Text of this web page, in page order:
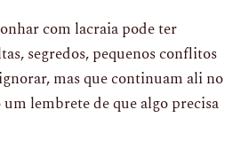
com lacraia pode ter
segredos, pequenos conflitos
mas que continuam ali no
lembrete de que algo precisa